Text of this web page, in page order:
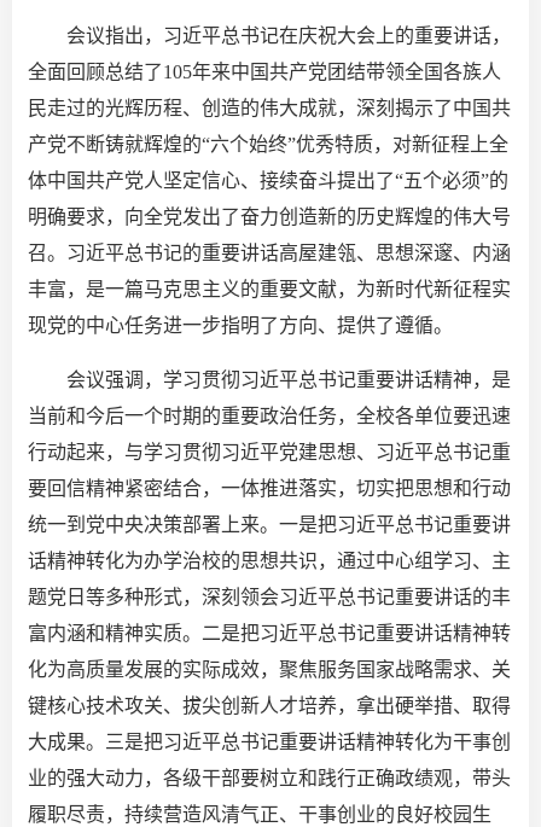
会议指出，习近平总书记在庆祝大会上的重要讲话，
全面回顾总结了105年来中国共产党团结带领全国各族人
民走过的光辉历程、创造的伟大成就，深刻揭示了中国共
产党不断铸就辉煌的“六个始终”优秀特质，对新征程上全
体中国共产党人坚定信心、接续奋斗提出了“五个必须”的
明确要求，向全党发出了奋力创造新的历史辉煌的伟大号
召。习近平总书记的重要讲话高屋建瓴、思想深邃、内涵
丰富，是一篇马克思主义的重要文献，为新时代新征程实
现党的中心任务进一步指明了方向、提供了遵循。
会议强调，学习贯彻习近平总书记重要讲话精神，是
当前和今后一个时期的重要政治任务，全校各单位要迅速
行动起来，与学习贯彻习近平党建思想、习近平总书记重
要回信精神紧密结合，一体推进落实，切实把思想和行动
统一到党中央决策部署上来。一是把习近平总书记重要讲
话精神转化为办学治校的思想共识，通过中心组学习、主
题党日等多种形式，深刻领会习近平总书记重要讲话的丰
富内涵和精神实质。二是把习近平总书记重要讲话精神转
化为高质量发展的实际成效，聚焦服务国家战略需求、关
键核心技术攻关、拔尖创新人才培养，拿出硬举措、取得
大成果。三是把习近平总书记重要讲话精神转化为干事创
业的强大动力，各级干部要树立和践行正确政绩观，带头
履职尽责，持续营造风清气正、干事创业的良好校园生